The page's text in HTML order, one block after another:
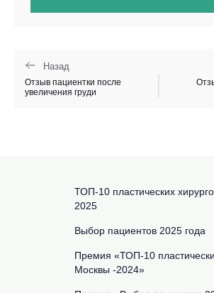
Назад
Отзыв пациентки после
увеличения груди
ТОП-10 пластических
2025
Выбор пациентов 2025 года
Премия «ТОП-10
Москвы -2024»